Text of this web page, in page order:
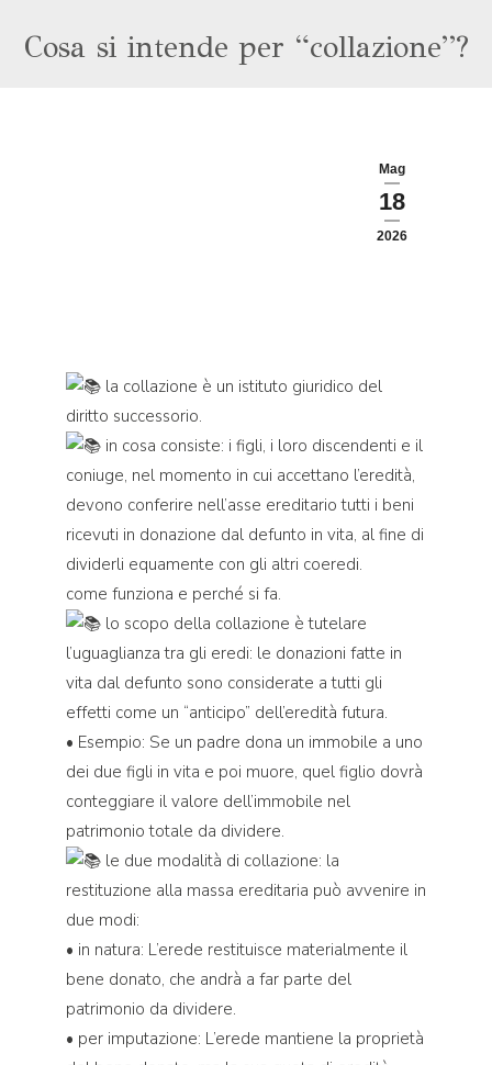
Cosa si intende per “collazione”?
Mag
18
2026
la collazione è un istituto giuridico del
diritto successorio.
in cosa consiste: i figli, i loro discendenti e il
coniuge, nel momento in cui accettano l’eredità,
devono conferire nell’asse ereditario tutti i beni
ricevuti in donazione dal defunto in vita, al fine di
dividerli equamente con gli altri coeredi.
come funziona e perché si fa.
lo scopo della collazione è tutelare
l’uguaglianza tra gli eredi: le donazioni fatte in
vita dal defunto sono considerate a tutti gli
effetti come un “anticipo” dell’eredità futura.
• Esempio: Se un padre dona un immobile a uno
dei due figli in vita e poi muore, quel figlio dovrà
conteggiare il valore dell’immobile nel
patrimonio totale da dividere.
le due modalità di collazione: la
restituzione alla massa ereditaria può avvenire in
due modi:
• in natura: L’erede restituisce materialmente il
bene donato, che andrà a far parte del
patrimonio da dividere.
• per imputazione: L’erede mantiene la proprietà